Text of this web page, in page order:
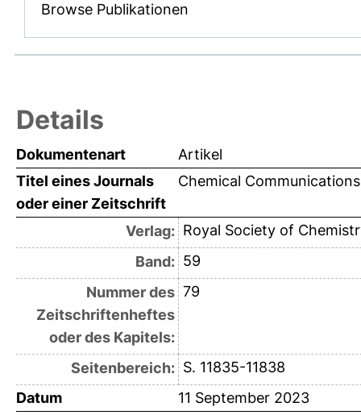
Browse Publikationen
Details
Dokumentenart
Artikel
Titel eines Journals
oder einer Zeitschrift
Chemical Communications
Verlag: Royal Society of
Band: 59
Nummer des
Zeitschriftenheftes
oder des Kapitels:
79
Seitenbereich: S. 11835-11838
Datum
11 September 2023